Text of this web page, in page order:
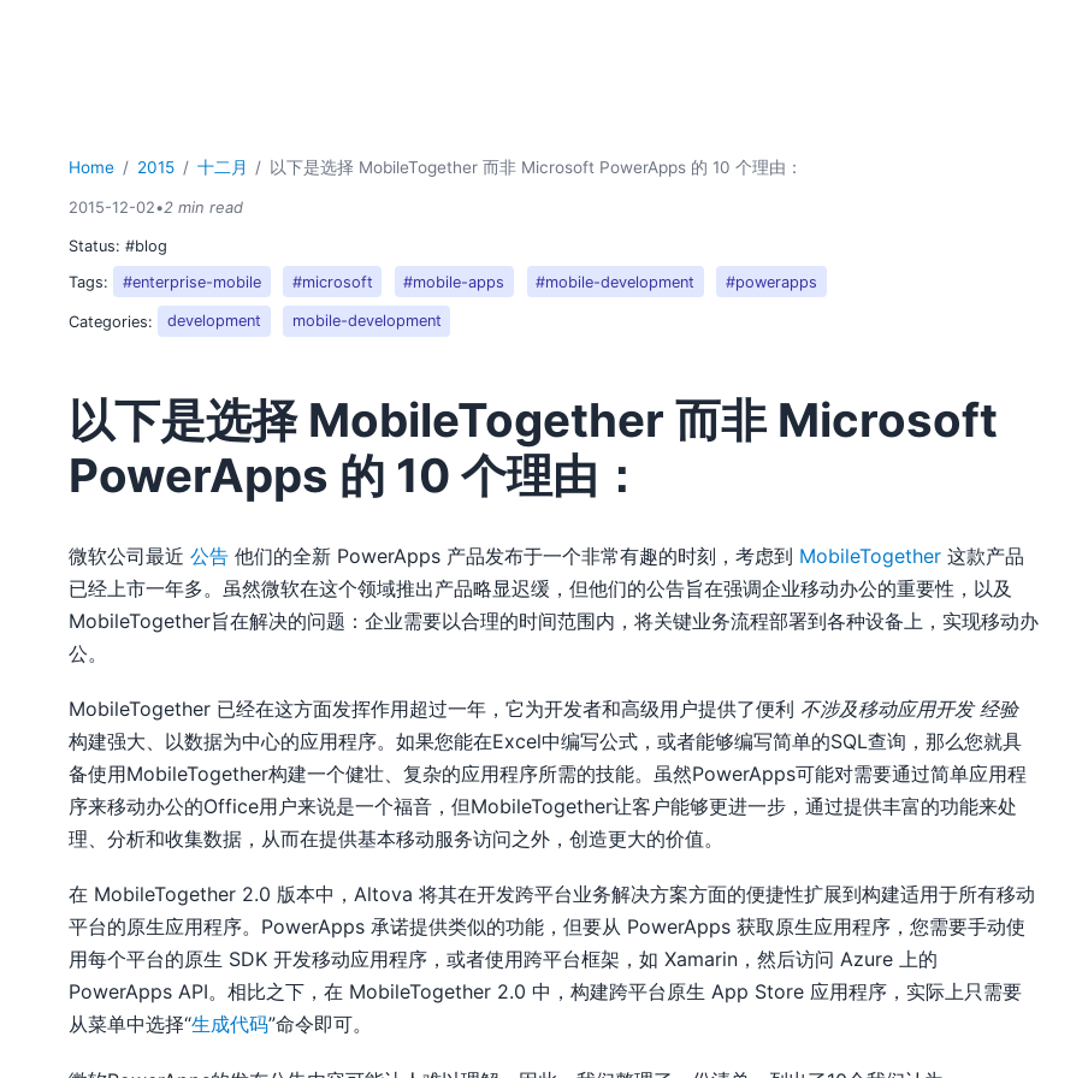
Home 2015 十二月 以下是选择 MobileTogether 而非 Microsoft PowerApps 的 10 个理由：
2015-12-02•2 min read
Status:#blog
Tags:
#enterprise-mobile #microsoft #mobile-apps #mobile-development #powerapps
Categories: development mobile-development
以下是选择 MobileTogether 而非 Microsoft
PowerApps 的 10 个理由：
微软公司最近公告 他们的全新 PowerApps 产品发布于一个非常有趣的时刻，考虑到 MobileTogether 这款产品
已经上市一年多。虽然微软在这个领域推出产品略显迟缓，但他们的公告旨在强调企业移动办公的重要性，以及
MobileTogether旨在解决的问题：企业需要以合理的时间范围内，将关键业务流程部署到各种设备上，实现移动办
公。
MobileTogether 已经在这方面发挥作用超过一年，它为开发者和高级用户提供了便利 不涉及移动应用开发 经验
构建强大、以数据为中心的应用程序。如果您能在Excel中编写公式，或者能够编写简单的SQL查询，那么您就具
备使用MobileTogether构建一个健壮、复杂的应用程序所需的技能。虽然PowerApps可能对需要通过简单应用程
序来移动办公的Office用户来说是一个福音，但MobileTogether让客户能够更进一步，通过提供丰富的功能来处
理、分析和收集数据，从而在提供基本移动服务访问之外，创造更大的价值。
在 MobileTogether 2.0 版本中，Altova 将其在开发跨平台业务解决方案方面的便捷性扩展到构建适用于所有移动
平台的原生应用程序。PowerApps 承诺提供类似的功能，但要从 PowerApps 获取原生应用程序，您需要手动使
用每个平台的原生 SDK 开发移动应用程序，或者使用跨平台框架，如 Xamarin，然后访问 Azure 上的
PowerApps API。相比之下，在 MobileTogether 2.0 中，构建跨平台原生 App Store 应用程序，实际上只需要
从菜单中选择“生成代码”命令即可。